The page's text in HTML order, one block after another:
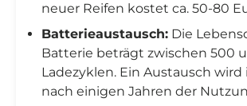
neuer Reifen kostet ca. 50-80
Batterieaustausch: Die
Batterie beträgt zwischen 500
Ladezyklen. Ein Austausch wird
nach einigen Jahren der